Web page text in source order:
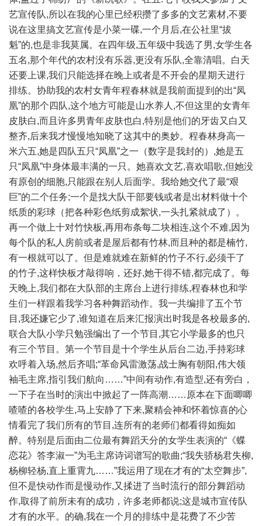
艺宣传队,所以在我的心里已经积攒了多多的文艺素材,不要
说在这里搞文艺宣传是小菜一碟,一个月后,在公社里“拔
魁”的,也是非我莫属。在四年级,五年级中我选了男,女学生各
五名,那个年代的农村没有乐器,更没有乐队,全靠清唱。白天
还要上课,我们只能选择在晚上或者是不开会的星期天进行
排练。协助我的农村女青年程春林就是我前面提到的出“凤
凰”的那个四队,这个地方可能是山水养人,不但这里的女青年
皮肤白,而且许多男青年皮肤也白,特别是他们的牙齿又白又
整齐,后来我才慢慢地知晓了这其中的奥妙。程春林身高一
米六五,她是四队五只“凤凰”之一（数字是我封的）,她是五
只“凤凰”中身体最丰满的一只。她喜欢文艺,喜欢唱歌,但她没
有原创的细胞,只能跟在别人后面学。我给她交代了最“艰
巨”的二个任务;一个是找大队干部要钱或者是出材料做十个
纸质的彩球（把各种彩色纸剪成絮状,一头扎紧就成了）。
再一个做上十对竹快板,再用布条每二块相连,这个不难,因为
每个队的私人房前或者是屋后都有竹林,而且种的都是楠竹,
有一根就可以了。但是难就难在新鲜的竹子不行,必须干了
的竹子,这样快板才敲得响，还好,她干得不错,都完成了。每
天晚上,我们都在大队部的主席台上进行排练,程春林也和学
生们一样跟着我学习各种舞蹈动作。我一共编排了五个节
目,我还嫌它少了,谁知道在后来汇报演出时我是各校最多的,
联合大队小学只勉强编出了一个节目,其它小学最多的也只
有三个节目。第一个节目是十个学生从后台二边,手持彩球
欢呼着入场,然后齐唱;“革命风雷激荡,战士胸有朝阳,伟大领
袖毛主席,指引我们航向……”中间有动作,有造型,还有旁白，
一下子在当时的演出中掀起了一阵高潮……原本在下面唧唧
喳喳的各校学生,马上安静了下来,聚精会神和怀着惊喜的心
情看完了我们所有的节目,连所有的老师们都看得如痴如
醉。特别是后面由二位最有舞蹈天分的女学生表演的“《蝶
恋花》答李淑一”为毛主席诗词谱写的歌曲;“我失骄杨君失柳,
杨柳轻杨,直上重霄九……”我运用了现在才有的“太空舞步”,
但不是快动作而是慢动作,又揉进了当时流行的部分舞蹈动
作,取得了前所未有的成功，许多老师都说;这是城市宣传队
才有的水平。的确,我在一个月的排练中是花费了不少苦